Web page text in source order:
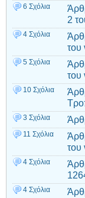
6 Σχόλια
2
4 Σχόλια
του
5 Σχόλια
του
10 Σχόλια
3 Σχόλια
11 Σχόλια
του
4 Σχόλια
4 Σχόλια